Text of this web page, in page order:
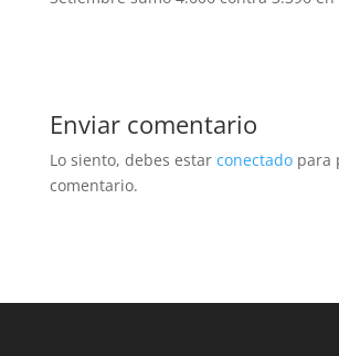
Enviar comentario
Lo siento, debes estar conectadopara
comentario.